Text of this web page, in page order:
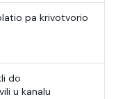
pa krivotvorio
do
u kanalu